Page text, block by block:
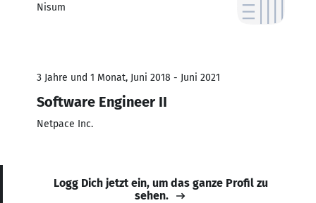
Nisum
3 Jahre und 1 Monat, Juni 2018 - Juni 2021
Software Engineer II
Netpace Inc.
Logg Dich jetzt ein, um das ganze Profil zu
sehen.